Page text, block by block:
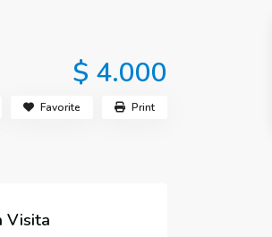
$ 4.000
Favorite Print
Visita